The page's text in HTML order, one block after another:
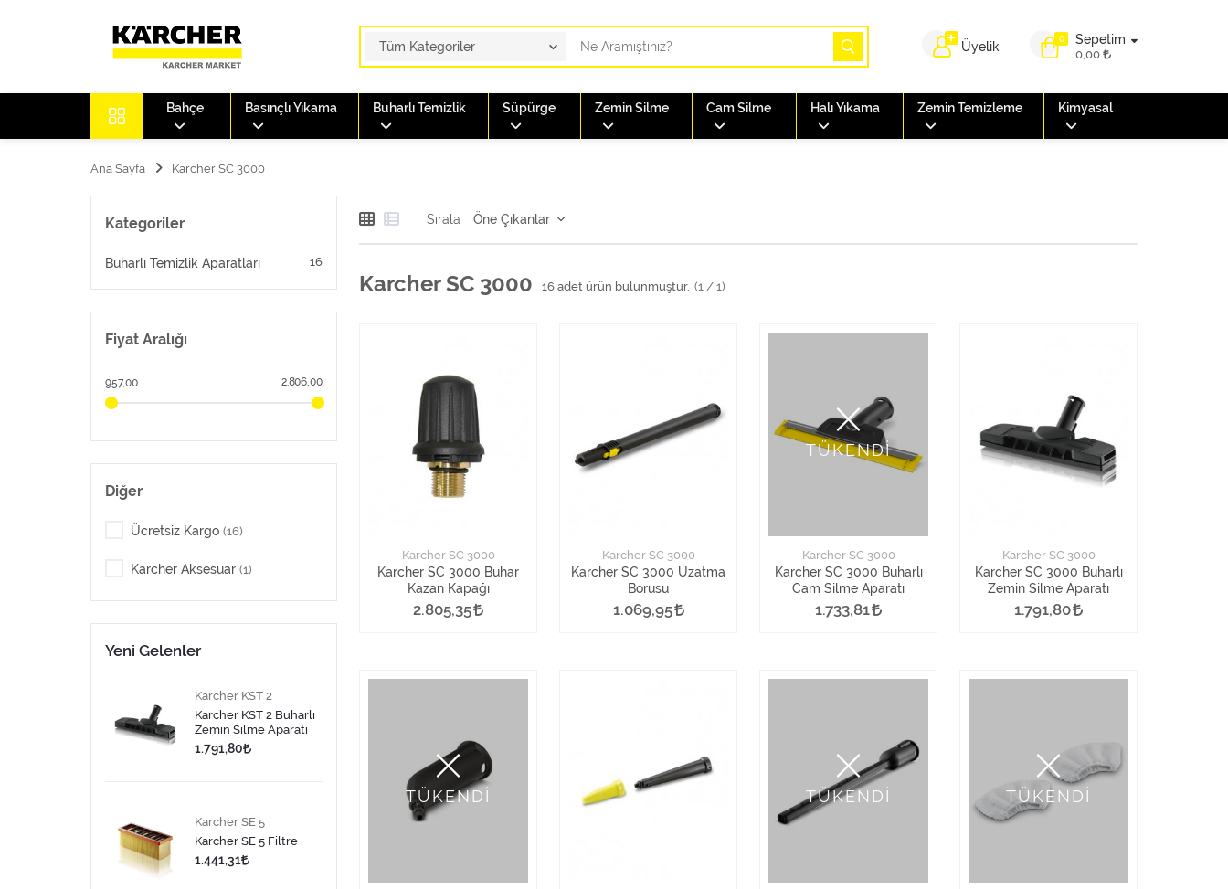
0 Sepetim
0,00
Üyelik
Bahçe Basınçlı Yıkama Buharlı Temizlik Süpürge Zemin Silme Cam Silme Halı Yıkama Zemin Temizleme Kimyasal
Ana Sayfa Karcher SC 3000
Sırala
Karcher SC 3000 16 adet ürün bulunmuştur. (1 / 1)
Karcher SC 3000
Karcher SC 3000 Buhar
Kazan Kapağı
2.805,35
Karcher SC 3000
Karcher SC 3000 Uzatma
Borusu
1.069,95
TÜKENDİ
Karcher SC 3000
Karcher SC 3000 Buharlı
Cam Silme Aparatı
1.733,81
Karcher SC 3000
Karcher SC 3000 Buharlı
Zemin Silme Aparatı
1.791,80
TÜKENDİ TÜKENDİ TÜKENDİ
Kategoriler
Buharlı Temizlik Aparatları 16
Fiyat Aralığı
957,00 2.806,00
Diğer
Ücretsiz Kargo (16)
Karcher Aksesuar (1)
Yeni Gelenler
Karcher KST 2
Karcher KST 2 Buharlı
Zemin Silme Aparatı
1.791,80
Karcher SE 5
Karcher SE 5 Filtre
1.441,31